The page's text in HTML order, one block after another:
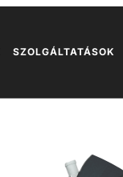
SZOLGÁLTATÁSOK